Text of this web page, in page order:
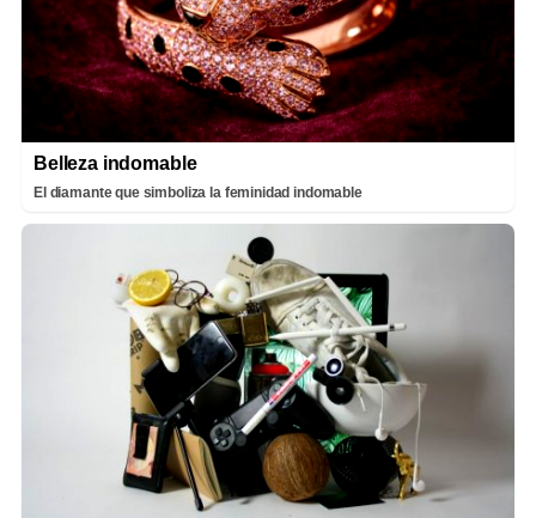
Belleza indomable
El diamante que simboliza la feminidad indomable